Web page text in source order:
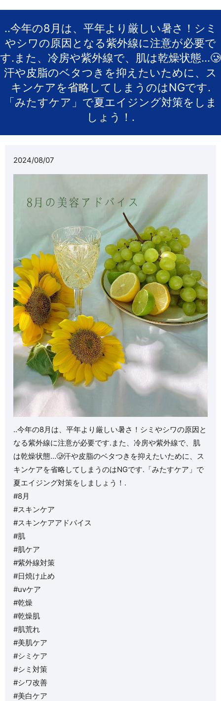
..今年の8月は、平年より厳しい暑さ！️シミ
やシワの原因となる紫外線に注意が必要で
す️.また、冷房や紫外線で、肌は乾燥状態…🥲
汗や皮脂のベタつきを抑えたいために、ス
キンケアを省略してしまうのはNGです.
「みたすケア」で夏エイジング対策をしま
しょう！.
2024/08/07
..今年の8月は、平年より厳しい暑さ！️シミやシワの原因と
なる紫外線に注意が必要です️.また、冷房や紫外線で、肌
は乾燥状態…🥲汗や皮脂のベタつきを抑えたいために、ス
キンケアを省略してしまうのはNGです.「みたすケア」で
夏エイジング対策をしましょう！.
#8月
#スキンケア
#スキンケアアドバイス
#肌
#肌ケア
#紫外線対策
#日焼け止め
#uvケア
#乾燥
#乾燥肌
#肌荒れ
#美肌ケア
#シミケア
#シミ対策
#シワ改善
#美白ケア